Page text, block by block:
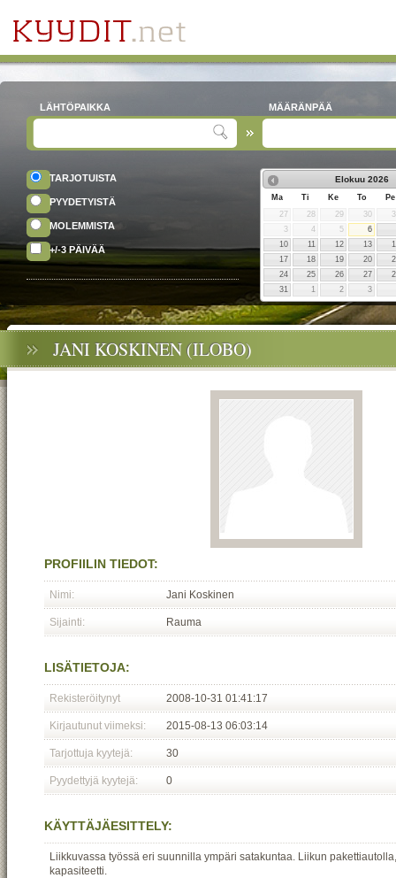
LÄHTÖPAIKKA MÄÄRÄNPÄÄ
TARJOTUISTA
PYYDETYISTÄ
MOLEMMISTA
+/-3 PÄIVÄÄ
Elokuu 2026
Ma Ti Ke To
Pe
27
28 29 30
3
4 5
6
10
11 12 13
17
18 19 20
24
25 26 27
31
1 2 3
JANI KOSKINEN (ILOBO)
PROFIILIN TIEDOT:
Nimi: Jani Koskinen
Sijainti: Rauma
LISÄTIETOJA:
Rekisteröitynyt 2008-10-31 01:41:17
Kirjautunut viimeksi: 2015-08-13 06:03:14
Tarjottuja kyytejä: 30
Pyydettyjä kyytejä: 0
KÄYTTÄJÄESITTELY:
Liikkuvassa työssä eri suunnilla ympäri satakuntaa. Liikun
kapasiteetti.